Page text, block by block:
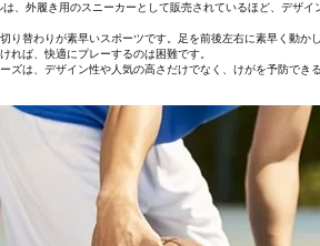
、外履き用のスニーカーとして販売されているほど、デザ
り替わりが素早いスポーツです。足を前後左右に素早く動
れば、快適にプレーするのは困難です。
ズは、デザイン性や人気の高さだけでなく、けがを予防でき